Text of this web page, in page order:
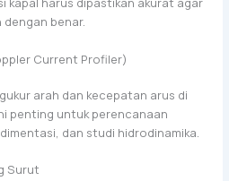
benar.
Current Profiler)
arah dan kecepatan arus di
penting untuk perencanaan
dan studi hidrodinamika.
Surut